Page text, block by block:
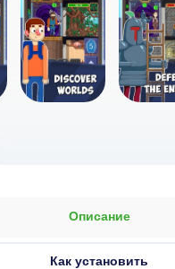
Описание
Как установить